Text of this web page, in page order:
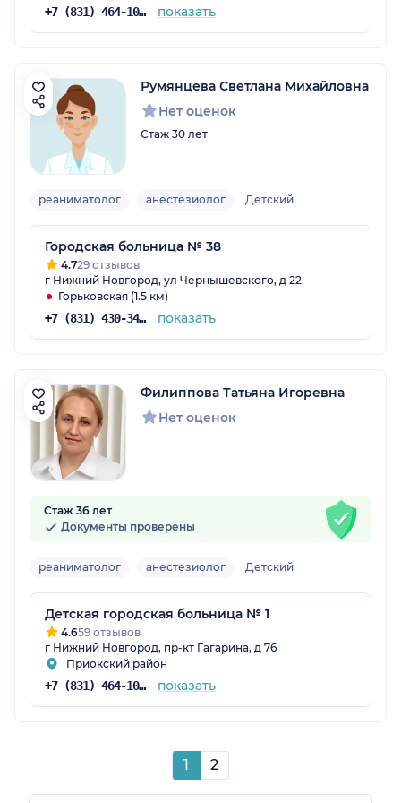
+7 (831) 464-10-69 показать
Румянцева Светлана Михайловна
Нет оценок
Стаж 30 лет
реаниматолог анестезиолог Детский
Городская больница № 38
4.729 отзывов
г Нижний Новгород, ул Чернышевского, д 22
Горьковская (1.5 км)
+7 (831) 430-34-47 показать
Филиппова Татьяна Игоревна
Нет оценок
Стаж 36 лет
Документы проверены
реаниматолог анестезиолог Детский
Детская городская больница № 1
4.659 отзывов
г Нижний Новгород, пр-кт Гагарина, д 76
Приокский район
+7 (831) 464-10-69 показать
1 2